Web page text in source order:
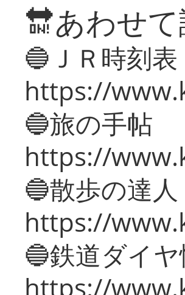
🔛あわせ
🔵ＪＲ時刻表
https://
🔵旅の手帖
https://
🔵散歩の達人
https://
🔵鉄道ダイヤ
https://